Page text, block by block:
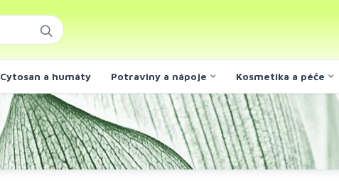
Cytosan a humáty Potraviny a nápoje Kosmetika a péče